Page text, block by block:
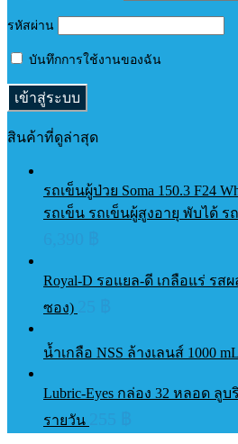
รหัสผ่าน
บันทึกการใช้งานของฉัน
สินค้าที่ดูล่าสุด
รถเข็นผู้ป่วย Soma 150.3 F24
รถเข็น รถเข็นผู้สูงอายุ พับได้
Royal-D รอแยล-ดี เกลือแร่ รสผ
ซอง)
น้ำเกลือ NSS ล้างเลนส์ 1000
Lubric-Eyes กล่อง 32 หลอด ลู
รายวัน